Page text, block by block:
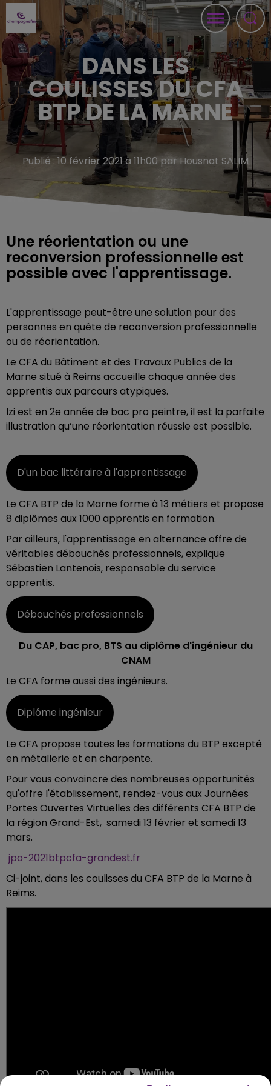
DANS LES
COULISSES DU CFA
BTP DE LA MARNE
Publié : 10 février 2021 à 11h00 par Housnat SALIM
Une réorientation ou une
reconversion professionnelle est
possible avec l'apprentissage.
L'apprentissage peut-être une solution pour des
personnes en quête de reconversion professionnelle
ou de réorientation.
Le CFA du Bâtiment et des Travaux Publics de la
Marne situé à Reims accueille chaque année des
apprentis aux parcours atypiques.
Izi est en 2e année de bac pro peintre, il est la parfaite
illustration qu’une réorientation réussie est possible.
D'un bac littéraire à l'apprentissage
Le CFA BTP de la Marne forme à 13 métiers et propose
8 diplômes aux 1000 apprentis en formation.
Par ailleurs, l'apprentissage en alternance offre de
véritables débouchés professionnels, explique
Sébastien Lantenois, responsable du service
apprentis.
Débouchés professionnels
Du CAP, bac pro, BTS au diplôme d'ingénieur du
CNAM
Le CFA forme aussi des ingénieurs.
Diplôme ingénieur
Le CFA propose toutes les formations du BTP excepté
en métallerie et en charpente.
Pour vous convaincre des nombreuses opportunités
qu'offre l'établissement, rendez-vous aux Journées
Portes Ouvertes Virtuelles des différents CFA BTP de
la région Grand-Est, samedi 13 février et samedi 13
mars.
jpo-2021btpcfa-grandest.fr
Ci-joint, dans les coulisses du CFA BTP de la Marne à
Reims.